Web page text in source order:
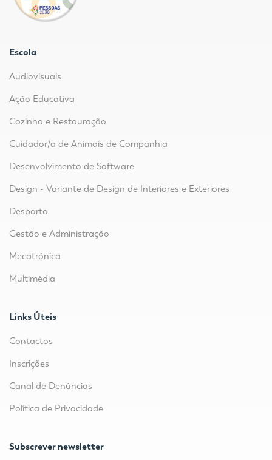
Escola
Audiovisuais
Ação Educativa
Cozinha e Restauração
Cuidador/a de Animais de Companhia
Desenvolvimento de Software
Design - Variante de Design de Interiores e Exteriores
Desporto
Gestão e Administração
Mecatrónica
Multimédia
Links Úteis
Contactos
Inscrições
Canal de Denúncias
Política de Privacidade
Subscrever newsletter